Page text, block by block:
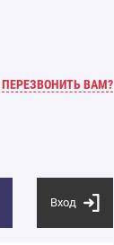
ПЕРЕЗВОНИТЬ ВАМ?
Вход